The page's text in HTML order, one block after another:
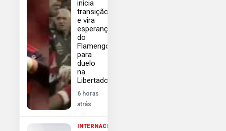
inicia
transição
e vira
esperança
do
Flamengo
para
duelo
na
Libertadores
6 horas
atrás
INTERNACIONAL